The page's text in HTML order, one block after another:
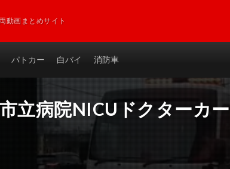
動画まとめサイト
パトカー 白バイ 消防車
立病院NICUドクターカー